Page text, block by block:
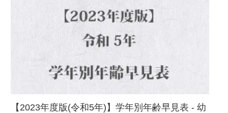
【2023年度版(令和5年)】学年別年齢早見表 - 幼